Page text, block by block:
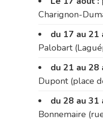
Charignon-
du 17 au 21
Palobart
du 21 au 28
Dupont (place
du 28 au 31
Bonnemaire